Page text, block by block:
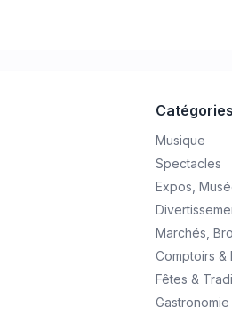
Catégories
Musique
Spectacles
Expos,
Marchés,
Comptoirs &
Fêtes &